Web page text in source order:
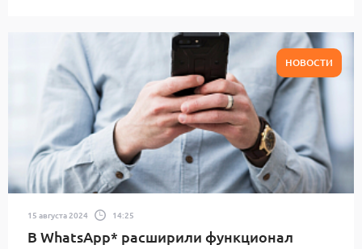
НОВОСТИ
15 августа 2024 14:25
В WhatsApp* расширили функционал